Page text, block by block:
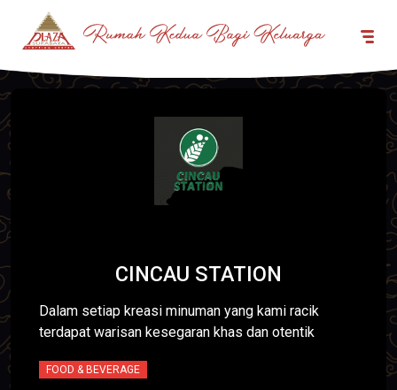
CINCAU STATION
Dalam setiap kreasi minuman yang kami racik
terdapat warisan kesegaran khas dan otentik
FOOD & BEVERAGE